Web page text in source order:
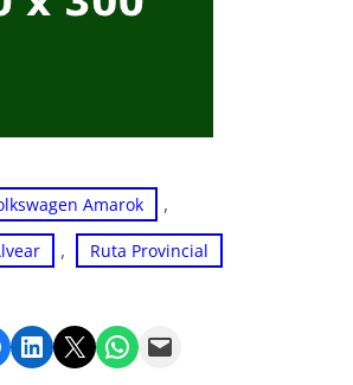
Amarok ,
, Ruta Provincial
LinkedIn Twitter WhatsApp Email